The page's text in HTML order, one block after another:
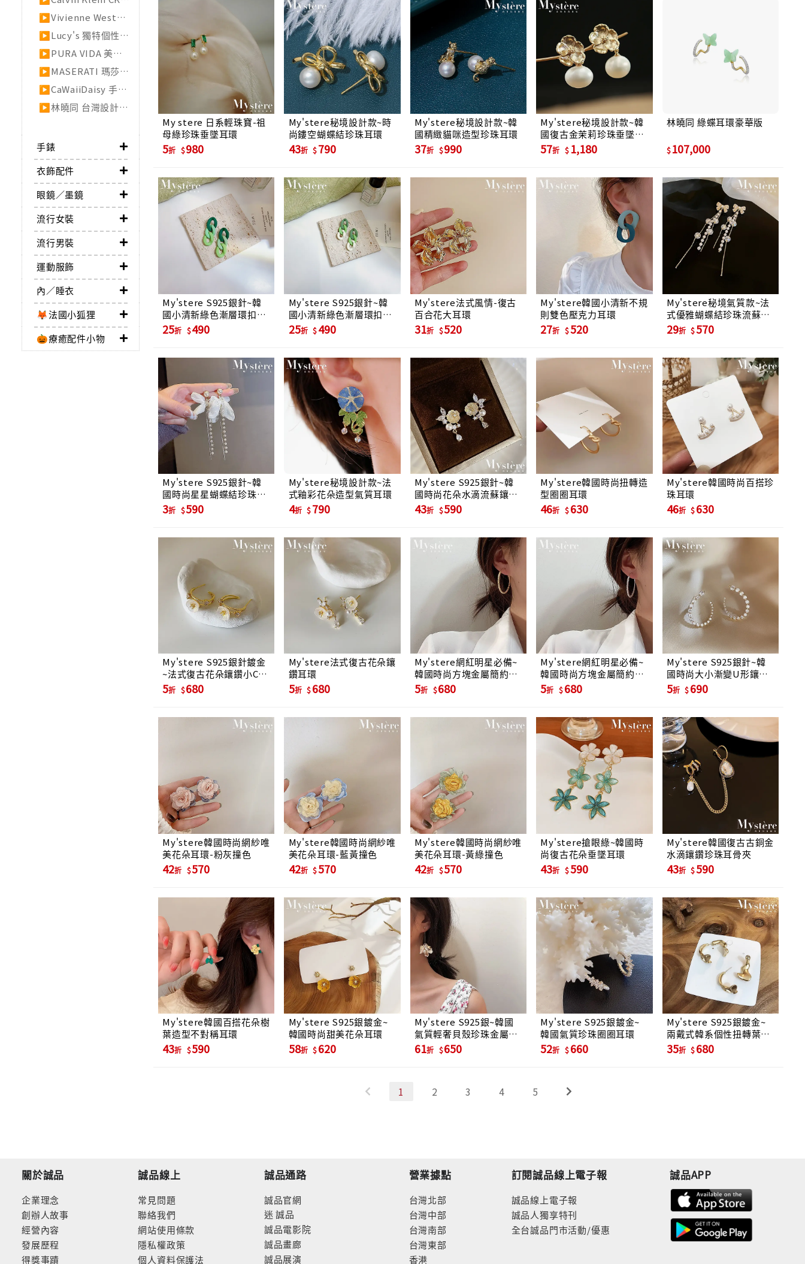
▶Vivienne Westwood
▶Lucy's 獨特個性的美麗飾品
▶PURA VIDA 美國手工衝浪蠟線手環
▶MASERATI 瑪莎拉蒂 傳承百年的義式優雅
▶CaWaiiDaisy 手工天然石手創飾品
▶林曉同 台灣設計工藝珠寶
手錶
衣飾配件
眼鏡／墨鏡
流行女裝
流行男裝
運動服飾
內／睡衣
🦊法國小狐狸
🎃療癒配件小物
My stere 日系輕珠寶-祖
母綠珍珠垂墜耳環
5折 980
My'stere秘境設計款~時
尚鏤空蝴蝶結珍珠耳環
43折 790
My'stere秘境設計款~韓
國精緻貓咪造型珍珠耳環
37折 990
My'stere秘境設計款~韓
國復古金茉莉珍珠垂墜耳
環-白珍珠
57折 1,180
林曉同 綠蝶耳環豪華版
107,000
My'stere S925銀針~韓
國小清新綠色漸層環扣耳
環-深綠漸層
25折 490
My'stere S925銀針~韓
國小清新綠色漸層環扣耳
環-淺綠漸層
25折 490
My'stere法式風情-復古
百合花大耳環
31折 520
My'stere韓國小清新不規
則雙色壓克力耳環
27折 520
My'stere秘境氣質款~法
式優雅蝴蝶結珍珠流蘇耳
環
29折 570
My'stere S925銀針~韓
國時尚星星蝴蝶結珍珠流
蘇耳環
3折 590
My'stere秘境設計款~法
式釉彩花朵造型氣質耳環
4折 790
My'stere S925銀針~韓
國時尚花朵水滴流蘇鑲鑽
耳環
43折 590
My'stere韓國時尚扭轉造
型圈圈耳環
46折 630
My'stere韓國時尚百搭珍
珠耳環
46折 630
My'stere S925銀針鍍金
~法式復古花朵鑲鑽小C耳
環
5折 680
My'stere法式復古花朵鑲
鑽耳環
5折 680
My'stere網紅明星必備~
韓國時尚方塊金屬簡約圈
圈耳環-金色
5折 680
My'stere網紅明星必備~
韓國時尚方塊金屬簡約圈
圈耳環-銀色
5折 680
My'stere S925銀針~韓
國時尚大小漸變U形鑲鑽
耳環
5折 690
My'stere韓國時尚網紗唯
美花朵耳環-粉灰撞色
42折 570
My'stere韓國時尚網紗唯
美花朵耳環-藍黃撞色
42折 570
My'stere韓國時尚網紗唯
美花朵耳環-黃綠撞色
42折 570
My'stere搶眼綠~韓國時
尚復古花朵垂墜耳環
43折 590
My'stere韓國復古古銅金
水滴鑲鑽珍珠耳骨夾
43折 590
My'stere韓國百搭花朵樹
葉造型不對稱耳環
43折 590
My'stere S925銀鍍金~
韓國時尚甜美花朵耳環
58折 620
My'stere S925銀~韓國
氣質輕奢貝殼珍珠金屬亮
片垂墜耳環
61折 650
My'stere S925銀鍍金~
韓國氣質珍珠圈圈耳環
52折 660
My'stere S925銀鍍金~
兩戴式韓系個性扭轉葉子
耳環
35折 680
1 2 3 4 5
關於誠品
企業理念
創辦人故事
經營內容
發展歷程
得獎事蹟
誠品線上
常見問題
聯絡我們
網站使用條款
隱私權政策
個人資料保護法
誠品通路
誠品官網
迷 誠品
誠品電影院
誠品畫廊
誠品展演
營業據點
台灣北部
台灣中部
台灣南部
台灣東部
香港
訂閱誠品線上電子報
誠品線上電子報
誠品人獨享特刊
全台誠品門市活動/優惠
誠品APP